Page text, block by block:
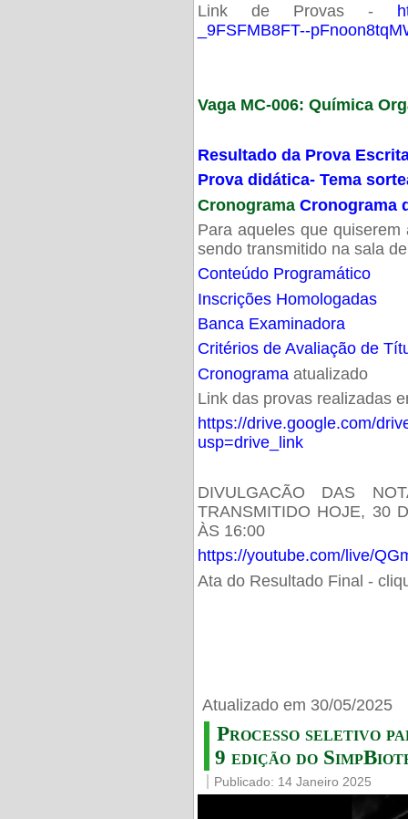
Link de Provas -
_9FSFMB8FT--
Vaga MC-006: Química
Resultado da Prova
Prova didática- Tema
Cronograma Cronograma
Para aqueles que
sendo transmitido na sala
Conteúdo Programático
Inscrições Homologadas
Banca Examinadora
Critérios de Avaliação de
Cronogramaatualizado
Link das provas realizadas
https://drive.google.com/
usp=drive_link
DIVULGACÃO DAS
TRANSMITIDO HOJE, 30
ÀS 16:00
https://youtube.com/live/
Ata do Resultado Final -
Atualizado em 30/05/2025
Processo seletivo
9 edição do
Publicado: 14 Janeiro 2025